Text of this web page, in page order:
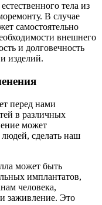
тела из
В случае
самостоятельно
внешнего
и долговечность
изделий.
перед нами
в различных
может
сделать наш
может быть
имплантатов,
человека,
заживление. Это